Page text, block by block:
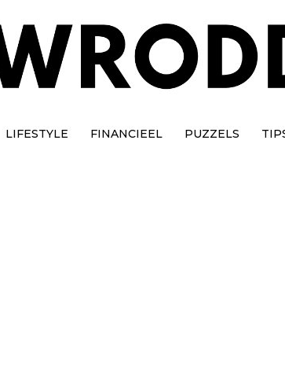
LIFESTYLE FINANCIEEL PUZZELS